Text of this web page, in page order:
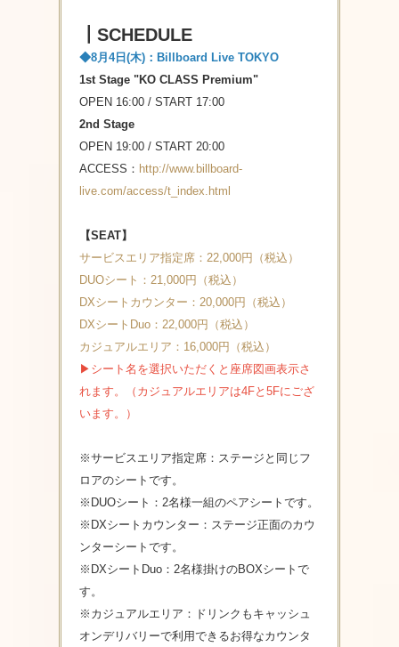
┃SCHEDULE
◆8月4日(木)：Billboard Live TOKYO
1st Stage "KO CLASS Premium"
OPEN 16:00 / START 17:00
2nd Stage
OPEN 19:00 / START 20:00
ACCESS： http://www.billboard-
live.com/access/t_index.html
【SEAT】
サービスエリア指定席：22,000円（税込）
DUOシート：21,000円（税込）
DXシートカウンター：20,000円（税込）
DXシートDuo：22,000円（税込）
カジュアルエリア：16,000円（税込）
▶シート名を選択いただくと座席図画表示さ
れます。（カジュアルエリアは4Fと5Fにござ
います。）
※サービスエリア指定席：ステージと同じフ
ロアのシートです。
※DUOシート：2名様一組のペアシートです。
※DXシートカウンター：ステージ正面のカウ
ンターシートです。
※DXシートDuo：2名様掛けのBOXシートで
す。
※カジュアルエリア：ドリンクもキャッシュ
オンデリバリーで利用できるお得なカウンタ